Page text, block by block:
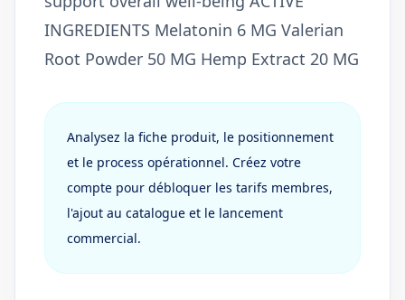
INGREDIENTS Melatonin 6 MG Valerian
Root Powder 50 MG Hemp Extract 20 MG
Analysez la fiche produit, le positionnement
et le process opérationnel. Créez votre
compte pour débloquer les tarifs membres,
l'ajout au catalogue et le lancement
commercial.